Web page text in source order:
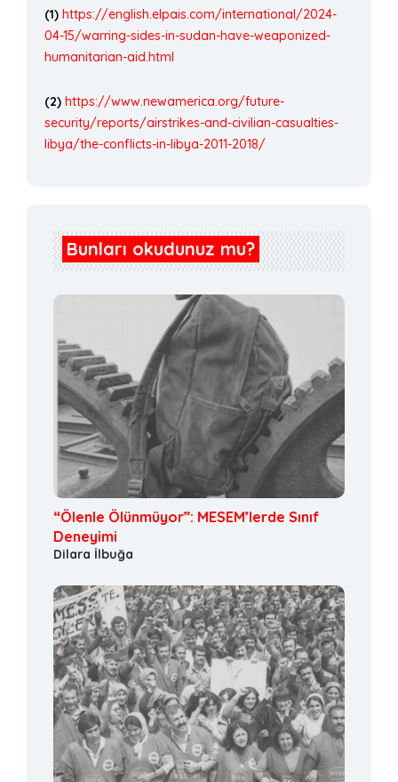
(1) https://english.elpais.com/international/2024-
04-15/warring-sides-in-sudan-have-weaponized-
humanitarian-aid.html
(2) https://www.newamerica.org/future-
security/reports/airstrikes-and-civilian-casualties-
libya/the-conflicts-in-libya-2011-2018/
Bunları okudunuz mu?
“Ölenle Ölünmüyor”: MESEM’lerde Sınıf
Deneyimi
Dilara İlbuğa